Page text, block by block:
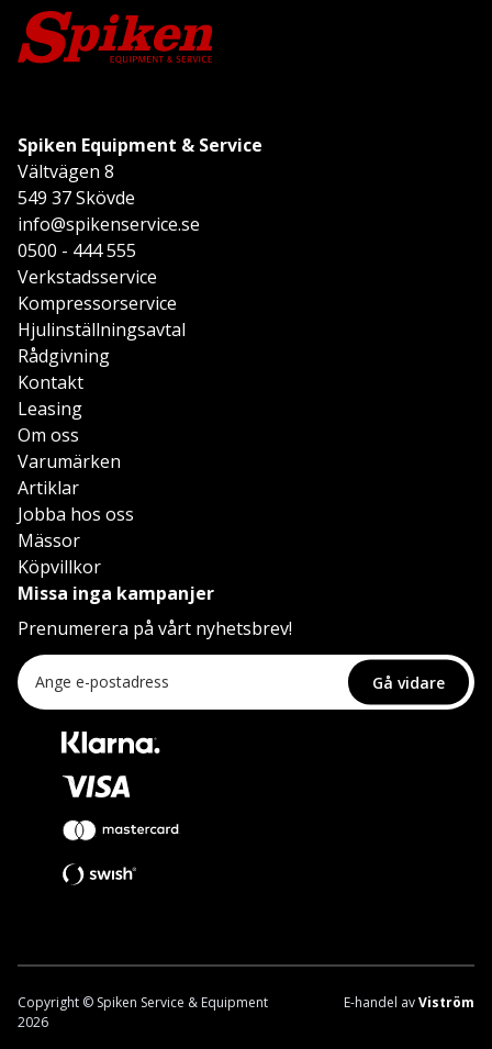
Spiken Equipment & Service
Vältvägen 8
549 37 Skövde
info@spikenservice.se
0500 - 444 555
Verkstadsservice
Kompressorservice
Hjulinställningsavtal
Rådgivning
Kontakt
Leasing
Om oss
Varumärken
Artiklar
Jobba hos oss
Mässor
Köpvillkor
Missa inga kampanjer
Prenumerera på vårt nyhetsbrev!
Gå vidare
Copyright © Spiken Service & Equipment
2026
E-handel avViström